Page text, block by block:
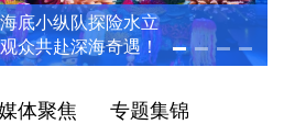
底小纵队探险水立
众共赴深海奇遇！
体聚焦 专题集锦